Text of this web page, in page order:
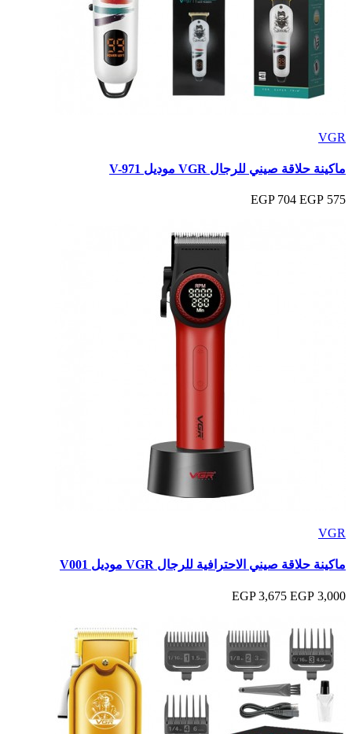
VGR
ماكينة حلاقة صيني للرجال VGR موديل V-971
575 EGP
704 EGP
VGR
ماكينة حلاقة صيني الاحترافية للرجال VGR موديل V001
3,000 EGP
3,675 EGP